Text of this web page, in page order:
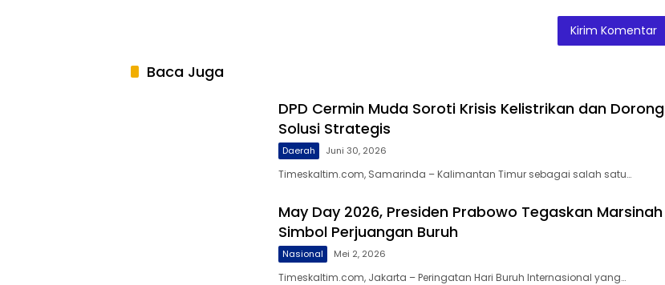
Baca Juga
DPD Cermin Muda Soroti Krisis Kelistrikan dan Dorong
Solusi Strategis
Daerah Juni 30, 2026
Timeskaltim.com, Samarinda – Kalimantan Timur sebagai salah satu…
May Day 2026, Presiden Prabowo Tegaskan Marsinah
Simbol Perjuangan Buruh
Nasional Mei 2, 2026
Timeskaltim.com, Jakarta – Peringatan Hari Buruh Internasional yang…